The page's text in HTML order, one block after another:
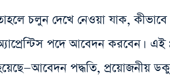
চলুন দেখে নেওয়া যাক,
পদে আবেদন করবেন। এই
পদ্ধতি, প্রয়োজনীয়